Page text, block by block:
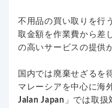
不用品の買い取りを行
取金額を作業費から差
の高いサービスの提供
国内では廃棄せざるを
マレーシアを中心に海
Jalan Japan 」では取